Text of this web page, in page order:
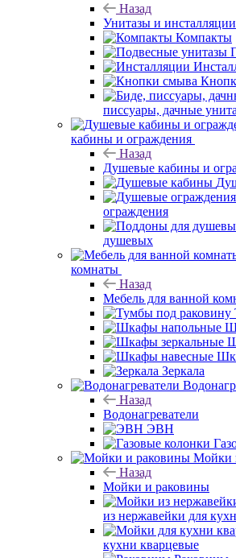
Назад
Унитазы и инсталляции
Компакты
писсуары, дачные
кабины и ограждения
Назад
Душевые кабины и
ограждения
душевых
комнаты
Назад
Мебель для ванной
Зеркала
Назад
Водонагреватели
ЭВН
Мойки
Назад
Мойки и раковины
из нержавейки для
кухни кварцевые